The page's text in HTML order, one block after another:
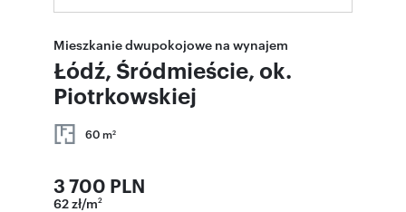
Mieszkanie dwupokojowe na wynajem
Łódź, Śródmieście, ok.
Piotrkowskiej
60 m2
3 700 PLN
62 zł/m2